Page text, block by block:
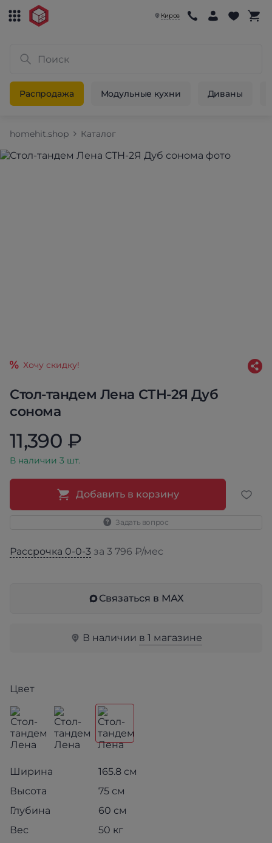
Киров
Распродажа Модульные кухни Диваны
homehit.shop Каталог
Стол-тандем Лена СТН-2Я Дуб
сонома
Хочу скидку!
11,390 ₽
В наличии 3 шт.
Добавить в корзину
Задать вопрос
Рассрочка 0-0-3 за 3 796 ₽/мес
Связаться в МАХ
В наличии в 1 магазине
Цвет
Ширина
165.8 см
Высота
75 см
Глубина
60 см
Вес
50 кг